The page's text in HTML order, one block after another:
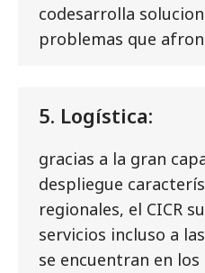
codesarrolla
problemas que
5. Logística:
gracias a la gran
despliegue
regionales, el CICR
servicios incluso a
se encuentran en